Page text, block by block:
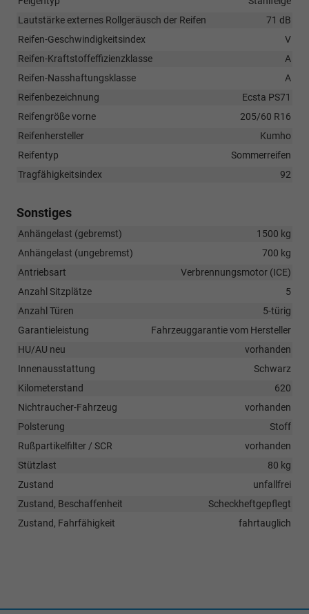
Lautstärke externes Rollgeräusch der Reifen
71 dB
Reifen-Geschwindigkeitsindex
V
Reifen-Kraftstoffeffizienzklasse
A
Reifen-Nasshaftungsklasse
A
Reifenbezeichnung
Ecsta PS71
Reifengröße vorne
205/60 R16
Reifenhersteller
Kumho
Reifentyp
Sommerreifen
Tragfähigkeitsindex
92
Sonstiges
Anhängelast (gebremst)
1500 kg
Anhängelast (ungebremst)
700 kg
Antriebsart
Verbrennungsmotor (ICE)
Anzahl Sitzplätze
5
Anzahl Türen
5-türig
Garantieleistung
Fahrzeuggarantie vom Hersteller
HU/AU neu
vorhanden
Innenausstattung
Schwarz
Kilometerstand
620
Nichtraucher-Fahrzeug
vorhanden
Polsterung
Stoff
Rußpartikelfilter / SCR
vorhanden
Stützlast
80 kg
Zustand
unfallfrei
Zustand, Beschaffenheit
Scheckheftgepflegt
Zustand, Fahrfähigkeit
fahrtauglich